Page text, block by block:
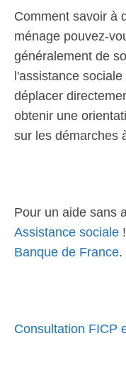
Comment savoir à
ménage pouvez-
généralement de
l'assistance
déplacer
obtenir une
sur les démarches
Pour un aide sans
Assistance sociale
Banque de France.
Consultation FICP